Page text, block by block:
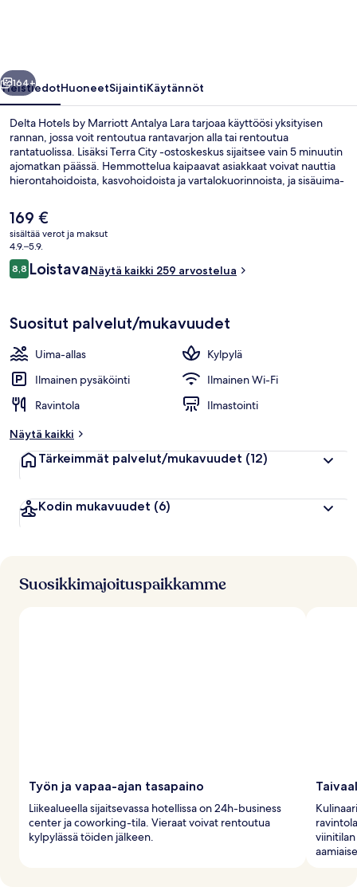
Seuraava
164+
YleistiedotHuoneetSijaintiKäytännöt
Delta Hotels by Marriott Antalya Lara tarjoaa käyttöösi yksityisen
rannan, jossa voit rentoutua rantavarjon alla tai rentoutua
rantatuolissa. Lisäksi Terra City -ostoskeskus sijaitsee vain 5 minuutin
ajomatkan päässä. Hemmottelua kaipaavat asiakkaat voivat nauttia
hierontahoidoista, kasvohoidoista ja vartalokuorinnoista, ja sisäuima-
Sen erikoisuuksiin kuuluu kansainvälinen keittiö. Muihin tämän
luksusluokan hotellin palveluihin kuuluu allasbaari, kuntokeskus ja
poreallas. Matkailijat arvostavat majoituspaikan avuliasta
henkilökuntaa.
Nykyinen
hinta
on
169 €
169 €
sisältää verot ja maksut
4.9.–5.9.
Arvostelut
8,88,8 kautta 10.
LoistavaNäytä kaikki 259 arvostelua
Suositut palvelut/mukavuudet
Uima-allas
Kylpylä
Ilmainen pysäköinti
Ilmainen Wi-Fi
Ravintola
Ilmastointi
Näytä kaikki
Tärkeimmät palvelut/mukavuudet (12)
Kodin mukavuudet (6)
Suosikkimajoituspaikkamme
Työn ja vapaa-ajan tasapaino
Liikealueella sijaitsevassa hotellissa on 24h-business
center ja coworking-tila. Vieraat voivat rentoutua
kylpylässä töiden jälkeen.